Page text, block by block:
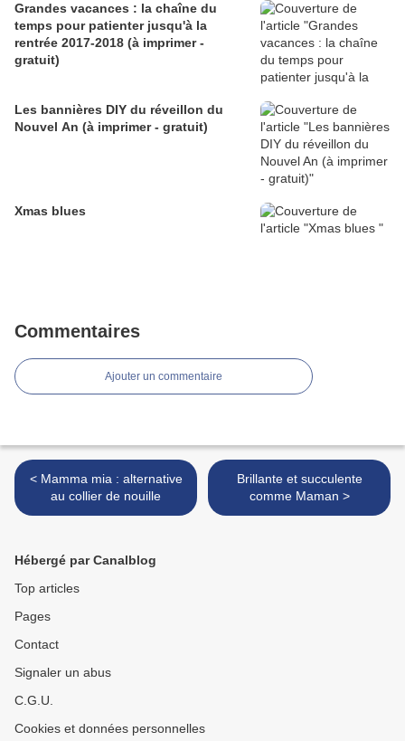
Grandes vacances : la chaîne du
temps pour patienter jusqu'à la
rentrée 2017-2018 (à imprimer -
gratuit)
Les bannières DIY du réveillon du
Nouvel An (à imprimer - gratuit)
Xmas blues
Commentaires
Ajouter un commentaire
< Mamma mia : alternative
au collier de nouille
Brillante et succulente
comme Maman >
Hébergé par Canalblog
Top articles
Pages
Contact
Signaler un abus
C.G.U.
Cookies et données personnelles